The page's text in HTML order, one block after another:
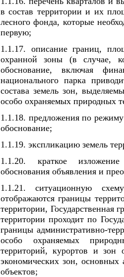
в состав территории и их
лесного фонда, которые
первую;
1.1.17. описание границ,
охранной зоны (в случае,
обоснование, включая
национального парка
состава земель зон,
особо охраняемых природных
1.1.18. предложения по
обоснование;
1.1.19. экспликацию земель
1.1.20. краткое
обоснования объявления и
1.1.21. ситуационную
отображаются границы
территории, Государственная
территории проходит по
границы административно-
особо охраняемых
территорий, курортов и зон
экономических зон,
объектов;